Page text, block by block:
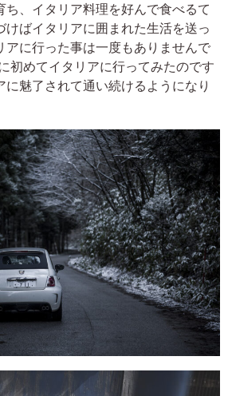
ち、イタリア料理を好んで食べるて
けばイタリアに囲まれた生活を送っ
アに行った事は一度もありませんで
初めてイタリアに行ってみたのです
に魅了されて通い続けるようになり